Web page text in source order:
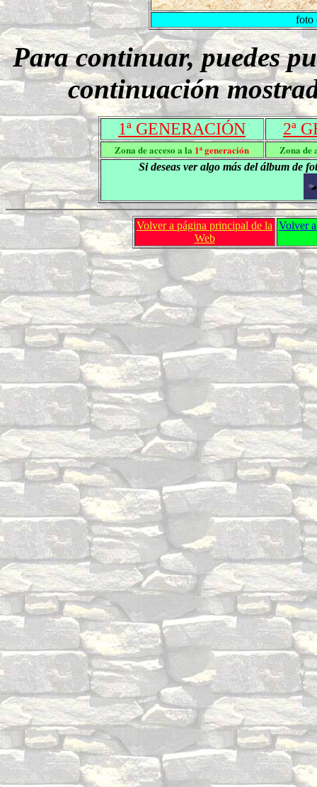
foto
Para continuar, puedes
continuación
1ª GENERACIÓN 2ª
Zona de acceso a la 1ª generación Zona de
Si deseas ver algo más del álbum de
Volver a página principal de la
Web
Volver